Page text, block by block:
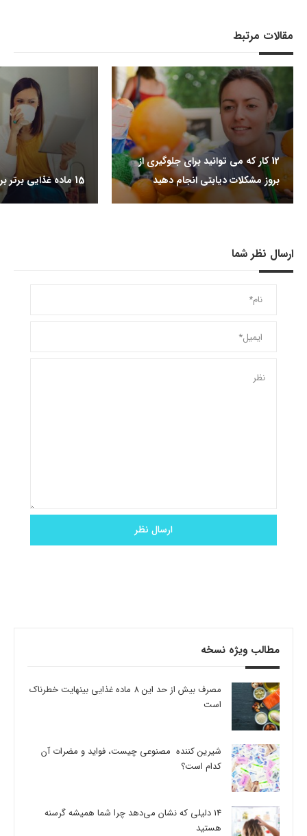
مقالات مرتبط
12 کار که می توانید برای جلوگیری از
بروز مشکلات دیابتی انجام دهید
15 ماده غذایی برتر برای دیابتی ها
ارسال نظر شما
مطالب ویژه نسخه
مصرف بیش از حد این 8 ماده غذایی بینهایت خطرناک
است
شیرین کننده مصنوعی چیست، فواید و مضرات آن
کدام است؟
14 دلیلی که نشان می‌دهد چرا شما همیشه گرسنه
هستید